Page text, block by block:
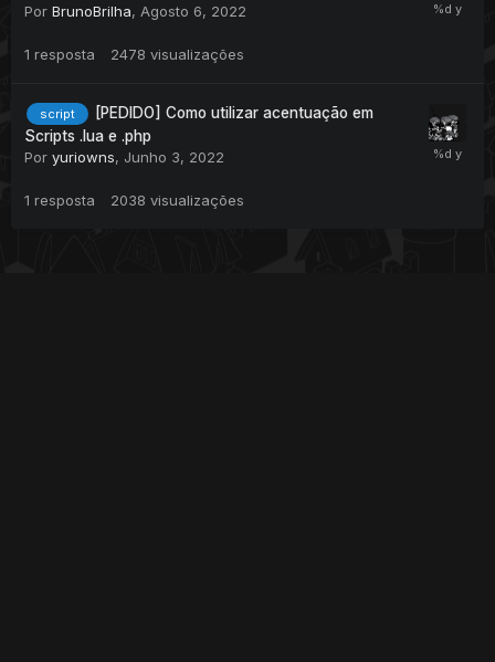
Por BrunoBrilha, Agosto 6, 2022
1 resposta 2478 visualizações
script
[PEDIDO] Como utilizar acentuação em
Scripts .lua e .php
Por yuriowns, Junho 3, 2022
1 resposta 2038 visualizações